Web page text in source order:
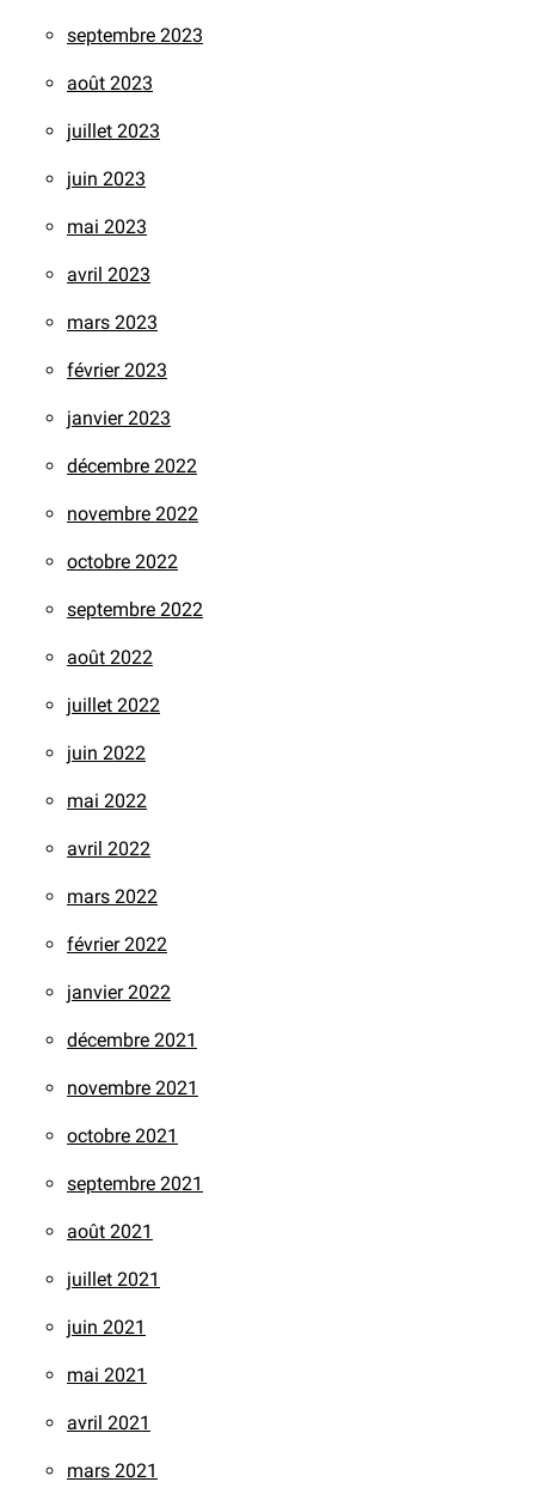
septembre 2023
août 2023
juillet 2023
juin 2023
mai 2023
avril 2023
mars 2023
février 2023
janvier 2023
décembre 2022
novembre 2022
octobre 2022
septembre 2022
août 2022
juillet 2022
juin 2022
mai 2022
avril 2022
mars 2022
février 2022
janvier 2022
décembre 2021
novembre 2021
octobre 2021
septembre 2021
août 2021
juillet 2021
juin 2021
mai 2021
avril 2021
mars 2021